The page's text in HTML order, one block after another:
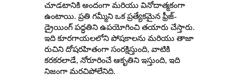
చూడటానికి అందంగా మరియు వినోదాత్మకంగా
ఉంటాయి. ప్రతి గమ్మీని ఒక ప్రత్యేకమైన ఫ్రీజ్-
డ్రైయింగ్ పద్ధతిని ఉపయోగించి తయారు చేస్తారు.
ఇది కూరగాయలలోని పోషకాలను మరియు తాజా
రుచిని దోషరహితంగా సంరక్షిస్తుంది, వాటికి
కరకరలాడే, నోరూరించే ఆకృతిని ఇస్తుంది, ఇది
నిజంగా మరచిపోలేనిది.